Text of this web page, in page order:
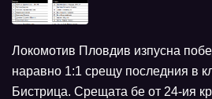
Локомотив Пловдив изпусна
наравно 1:1 срещу последния в
Бистрица. Срещата бе от 24-ия